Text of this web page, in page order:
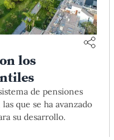
los
de pensiones
que se ha avanzado
su desarrollo.